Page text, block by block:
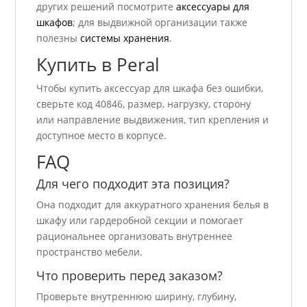
других решений посмотритеаксессуары для
шкафов; для выдвижной организации также
полезнысистемы хранения.
Купить в Peral
Чтобы купить аксессуар для шкафа без ошибки,
сверьте код 40846, размер, нагрузку, сторону
или направление выдвижения, тип крепления и
доступное место в корпусе.
FAQ
Для чего подходит эта позиция?
Она подходит для аккуратного хранения белья в
шкафу или гардеробной секции и помогает
рациональнее организовать внутреннее
пространство мебели.
Что проверить перед заказом?
Проверьте внутреннюю ширину, глубину,